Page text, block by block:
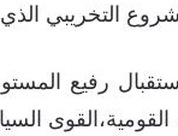
التخريبي
رفيع
القومية،القوى